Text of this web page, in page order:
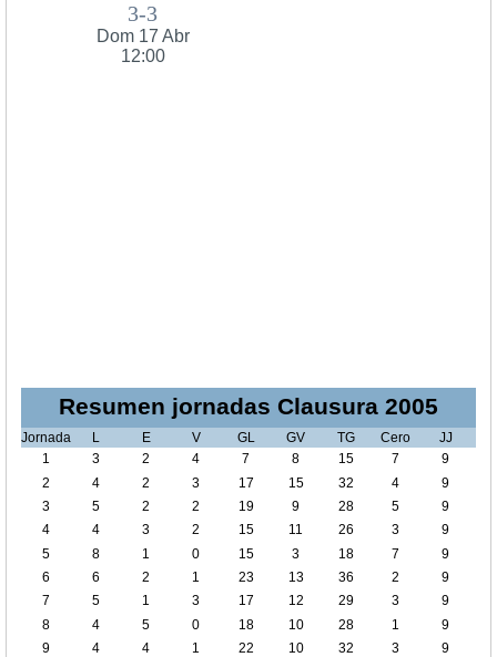
3-3
Dom 17 Abr
12:00
Resumen jornadas Clausura 2005
Jornada L E V GL GV TG Cero
JJ
1
3 2 4 7 8 15 7
9
2
4 2 3 17 15 32 4
9
3
5 2 2 19 9 28 5
9
4
4 3 2 15 11 26 3
9
5
8 1 0 15 3 18 7
9
6
6 2 1 23 13 36 2
9
7
5 1 3 17 12 29 3
9
8
4 5 0 18 10 28 1
9
9
4 4 1 22 10 32 3
9